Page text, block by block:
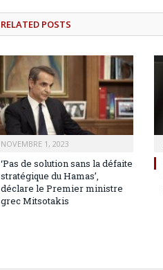
RELATED POSTS
NOVEMBRE 1, 2023
‘Pas de solution sans la défaite
stratégique du Hamas’,
déclare le Premier ministre
grec Mitsotakis